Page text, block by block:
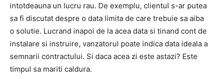
intotdeauna un lucru rau. De exemplu, clientul s-ar putea
sa fi discutat despre o data limita de care trebuie sa aiba
o solutie. Lucrand inapoi de la acea data si tinand cont de
instalare si instruire, vanzatorul poate indica data ideala a
semnarii contractului. Si daca acea zi este astazi? Este
timpul sa mariti caldura.